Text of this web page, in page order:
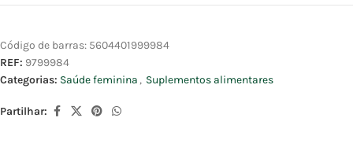
Código de barras: 5604401999984
REF: 9799984
Categorias: Saúde feminina , Suplementos alimentares
Partilhar: